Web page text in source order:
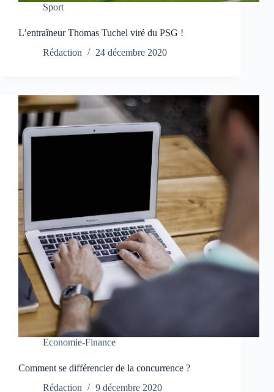
Sport
L’entraîneur Thomas Tuchel viré du PSG !
Rédaction
24 décembre 2020
Economie-Finance
Comment se différencier de la concurrence ?
Rédaction
9 décembre 2020